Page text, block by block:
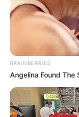
ลืมตาอ้าปากสักที
แม่กวาง ไพ่ตอง
เลือดตกยางออก
BRAINBERRIES
Angelina Found The